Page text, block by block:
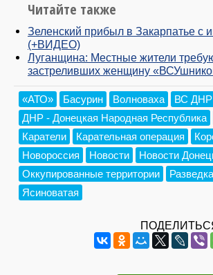
Читайте также
Зеленский прибыл в Закарпатье с
(+ВИДЕО)
Луганщина: Местные жители
застреливших женщину
«АТО» Басурин Волноваха ВС ДНР
ДНР - Донецкая Народная Республика
Каратели
Карательная операция
Новороссия
Новости
Новости
Оккупированные территории
Разведка
Ясиноватая